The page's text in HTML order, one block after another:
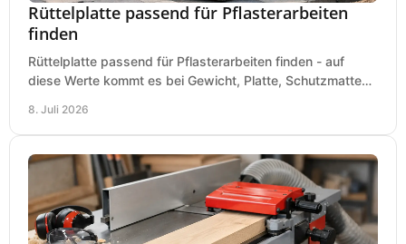
Rüttelplatte passend für Pflasterarbeiten
finden
Rüttelplatte passend für Pflasterarbeiten finden - auf
diese Werte kommt es bei Gewicht, Platte, Schutzmatte
8. Juli 2026